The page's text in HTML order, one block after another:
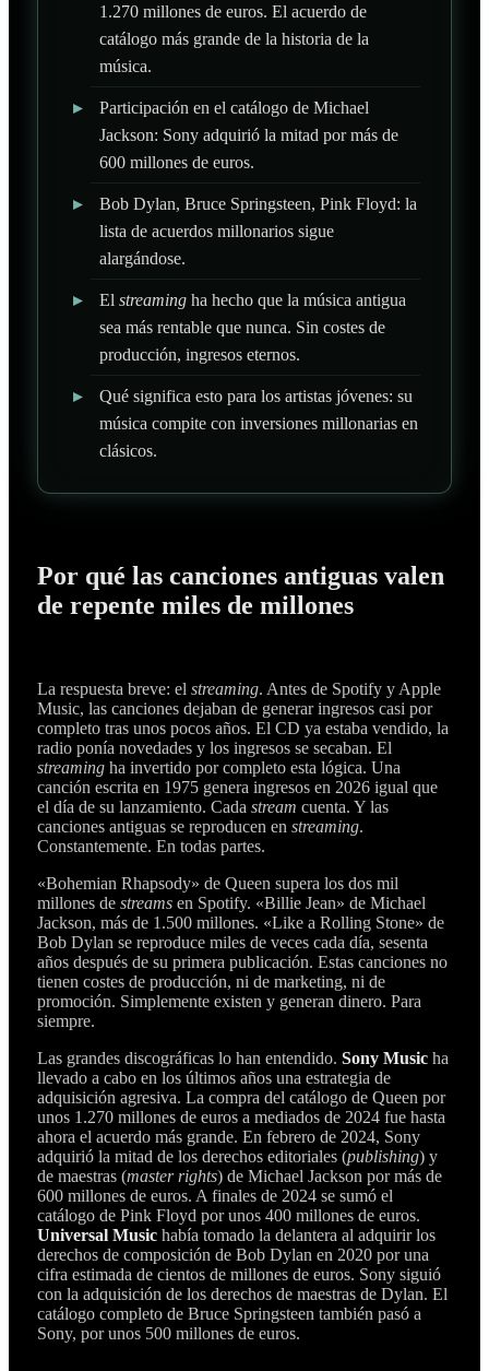
1.270 millones de euros. El acuerdo de
catálogo más grande de la historia de la
música.
▸
Participación en el catálogo de Michael
Jackson: Sony adquirió la mitad por más de
600 millones de euros.
▸
Bob Dylan, Bruce Springsteen, Pink Floyd: la
lista de acuerdos millonarios sigue
alargándose.
▸ El streaming ha hecho que la música antigua
sea más rentable que nunca. Sin costes de
producción, ingresos eternos.
▸
Qué significa esto para los artistas jóvenes: su
música compite con inversiones millonarias en
clásicos.
Por qué las canciones antiguas valen
de repente miles de millones
La respuesta breve: el streaming. Antes de Spotify y Apple
Music, las canciones dejaban de generar ingresos casi por
completo tras unos pocos años. El CD ya estaba vendido, la
radio ponía novedades y los ingresos se secaban. El
streaming ha invertido por completo esta lógica. Una
canción escrita en 1975 genera ingresos en 2026 igual que
el día de su lanzamiento. Cada stream cuenta. Y las
canciones antiguas se reproducen en streaming.
Constantemente. En todas partes.
«Bohemian Rhapsody» de Queen supera los dos mil
millones de streams en Spotify. «Billie Jean» de Michael
Jackson, más de 1.500 millones. «Like a Rolling Stone» de
Bob Dylan se reproduce miles de veces cada día, sesenta
años después de su primera publicación. Estas canciones no
tienen costes de producción, ni de marketing, ni de
promoción. Simplemente existen y generan dinero. Para
siempre.
Las grandes discográficas lo han entendido. Sony Music ha
llevado a cabo en los últimos años una estrategia de
adquisición agresiva. La compra del catálogo de Queen por
unos 1.270 millones de euros a mediados de 2024 fue hasta
ahora el acuerdo más grande. En febrero de 2024, Sony
adquirió la mitad de los derechos editoriales (publishing) y
de maestras (master rights) de Michael Jackson por más de
600 millones de euros. A finales de 2024 se sumó el
catálogo de Pink Floyd por unos 400 millones de euros.
Universal Music había tomado la delantera al adquirir los
derechos de composición de Bob Dylan en 2020 por una
cifra estimada de cientos de millones de euros. Sony siguió
con la adquisición de los derechos de maestras de Dylan. El
catálogo completo de Bruce Springsteen también pasó a
Sony, por unos 500 millones de euros.